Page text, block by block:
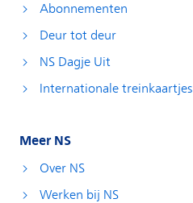
Abonnementen
Deur tot deur
NS Dagje Uit
Internationale treinkaartjes
Meer NS
Over NS
Werken bij NS